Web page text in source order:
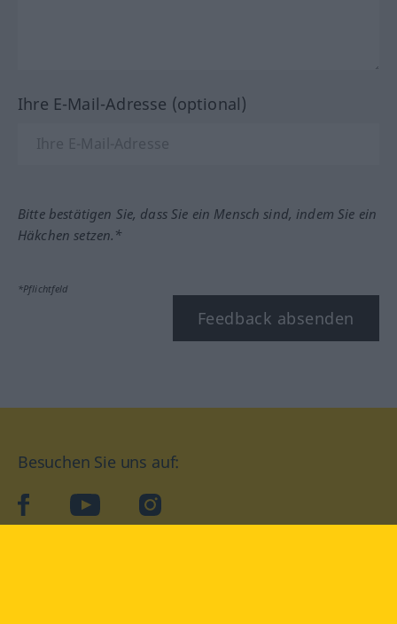
Ihre E-Mail-Adresse (optional)
Bitte bestätigen Sie, dass Sie ein Mensch sind, indem Sie ein
Häkchen setzen.*
*Pflichtfeld
Feedback absenden
Besuchen Sie uns auf:
facebookYouTube Instagram